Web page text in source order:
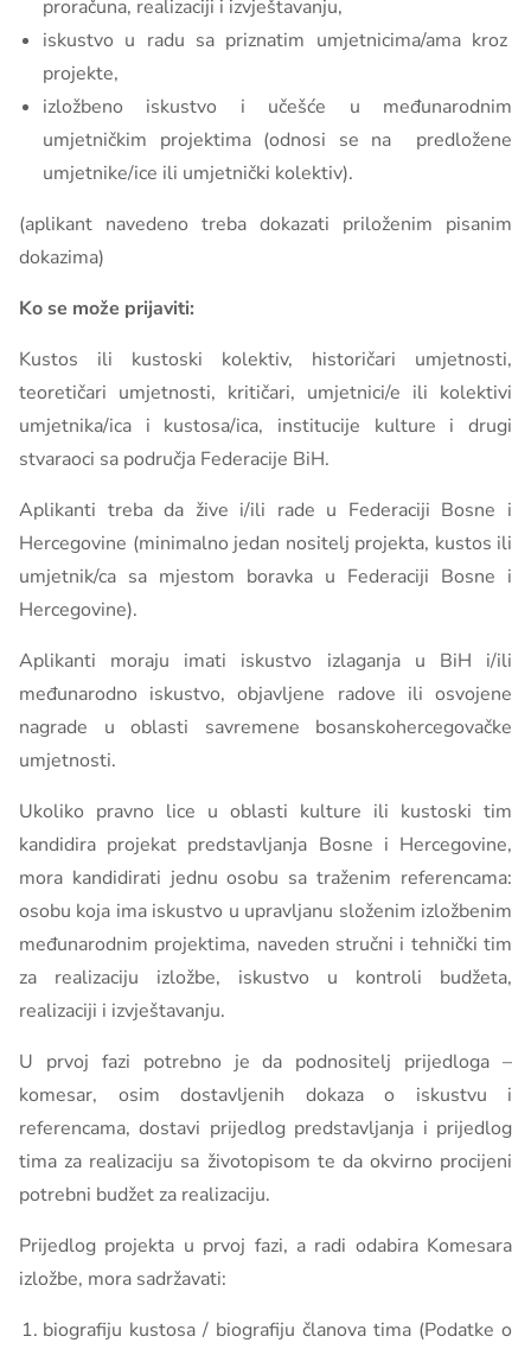
proračuna, realizaciji i izvještavanju,
iskustvo u radu sa priznatim umjetnicima/ama kroz
projekte,
izložbeno iskustvo i učešće u međunarodnim
umjetničkim projektima (odnosi se na predložene
umjetnike/ice ili umjetnički kolektiv).
(aplikant navedeno treba dokazati priloženim pisanim
dokazima)
Ko se može prijaviti:
Kustos ili kustoski kolektiv, historičari umjetnosti,
teoretičari umjetnosti, kritičari, umjetnici/e ili kolektivi
umjetnika/ica i kustosa/ica, institucije kulture i drugi
stvaraoci sa područja Federacije BiH.
Aplikanti treba da žive i/ili rade u Federaciji Bosne i
Hercegovine (minimalno jedan nositelj projekta, kustos ili
umjetnik/ca sa mjestom boravka u Federaciji Bosne i
Hercegovine).
Aplikanti moraju imati iskustvo izlaganja u BiH i/ili
međunarodno iskustvo, objavljene radove ili osvojene
nagrade u oblasti savremene bosanskohercegovačke
umjetnosti.
Ukoliko pravno lice u oblasti kulture ili kustoski tim
kandidira projekat predstavljanja Bosne i Hercegovine,
mora kandidirati jednu osobu sa traženim referencama:
osobu koja ima iskustvo u upravljanu složenim izložbenim
međunarodnim projektima, naveden stručni i tehnički tim
za realizaciju izložbe, iskustvo u kontroli budžeta,
realizaciji i izvještavanju.
U prvoj fazi potrebno je da podnositelj prijedloga –
komesar, osim dostavljenih dokaza o iskustvu i
referencama, dostavi prijedlog predstavljanja i prijedlog
tima za realizaciju sa životopisom te da okvirno procijeni
potrebni budžet za realizaciju.
Prijedlog projekta u prvoj fazi, a radi odabira Komesara
izložbe, mora sadržavati:
biografiju kustosa / biografiju članova tima (Podatke o